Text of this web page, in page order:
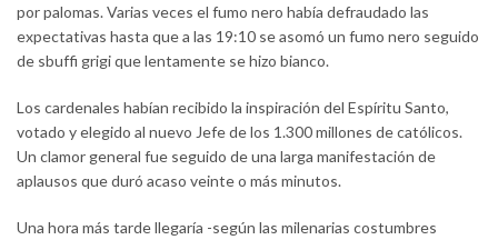
por palomas. Varias veces el fumo nero había defraudado las
expectativas hasta que a las 19:10 se asomó un fumo nero seguido
de sbuffi grigi que lentamente se hizo bianco.
Los cardenales habían recibido la inspiración del Espíritu Santo,
votado y elegido al nuevo Jefe de los 1.300 millones de católicos.
Un clamor general fue seguido de una larga manifestación de
aplausos que duró acaso veinte o más minutos.
Una hora más tarde llegaría -según las milenarias costumbres